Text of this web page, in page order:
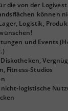
die von der
können
Logistik,
und Events
Fitness-Studios
logistische